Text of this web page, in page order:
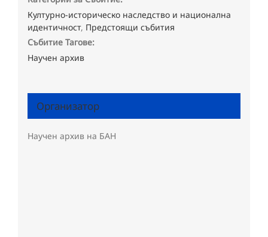
Културно-историческо наследство и национална
идентичност, Предстоящи събития
Събитие Тагове:
Научен архив
Организатор
Научен архив на БАН